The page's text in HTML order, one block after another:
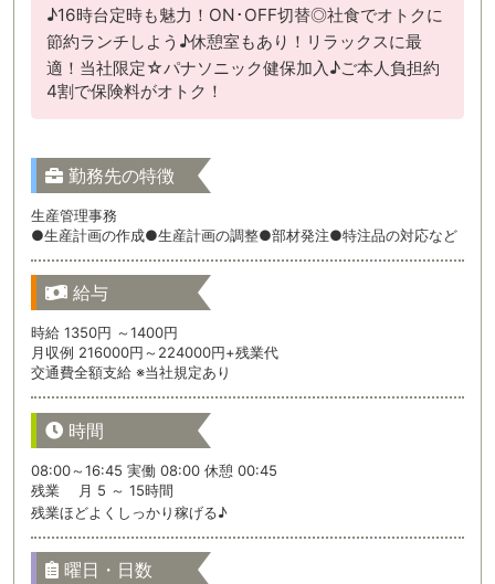
♪16時台定時も魅力！ON･OFF切替◎社食でオトクに
節約ランチしよう♪休憩室もあり！リラックスに最
適！当社限定☆パナソニック健保加入♪ご本人負担約
4割で保険料がオトク！
勤務先の特徴
生産管理事務
●生産計画の作成●生産計画の調整●部材発注●特注品の対応など
給与
時給 1350円 ～1400円
月収例 216000円～224000円+残業代
交通費全額支給 ※当社規定あり
時間
08:00～16:45 実働 08:00 休憩 00:45
残業 月 5 ～ 15時間
残業ほどよくしっかり稼げる♪
曜日・日数